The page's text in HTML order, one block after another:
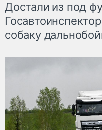
Достали из под
собаку